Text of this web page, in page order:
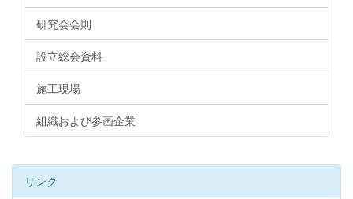
研究会会則
設立総会資料
施工現場
組織および参画企業
リンク